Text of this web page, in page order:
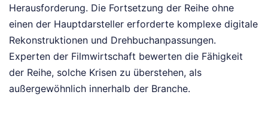
Herausforderung. Die Fortsetzung der Reihe ohne
einen der Hauptdarsteller erforderte komplexe digitale
Rekonstruktionen und Drehbuchanpassungen.
Experten der Filmwirtschaft bewerten die Fähigkeit
der Reihe, solche Krisen zu überstehen, als
außergewöhnlich innerhalb der Branche.